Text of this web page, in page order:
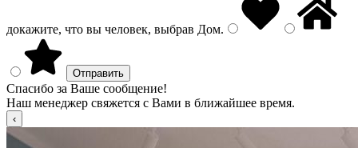
докажите, что вы человек, выбрав Дом.
Спасибо за Ваше сообщение!
Наш менеджер свяжется с Вами в ближайшее время.